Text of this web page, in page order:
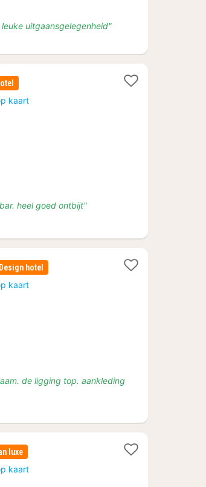
uitgaansgelegenheid"
kaart
heel goed ontbijt"
Design hotel
kaart
de ligging top. aankleding
luxe
kaart